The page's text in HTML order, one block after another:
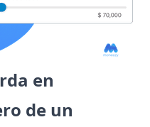
en
de un